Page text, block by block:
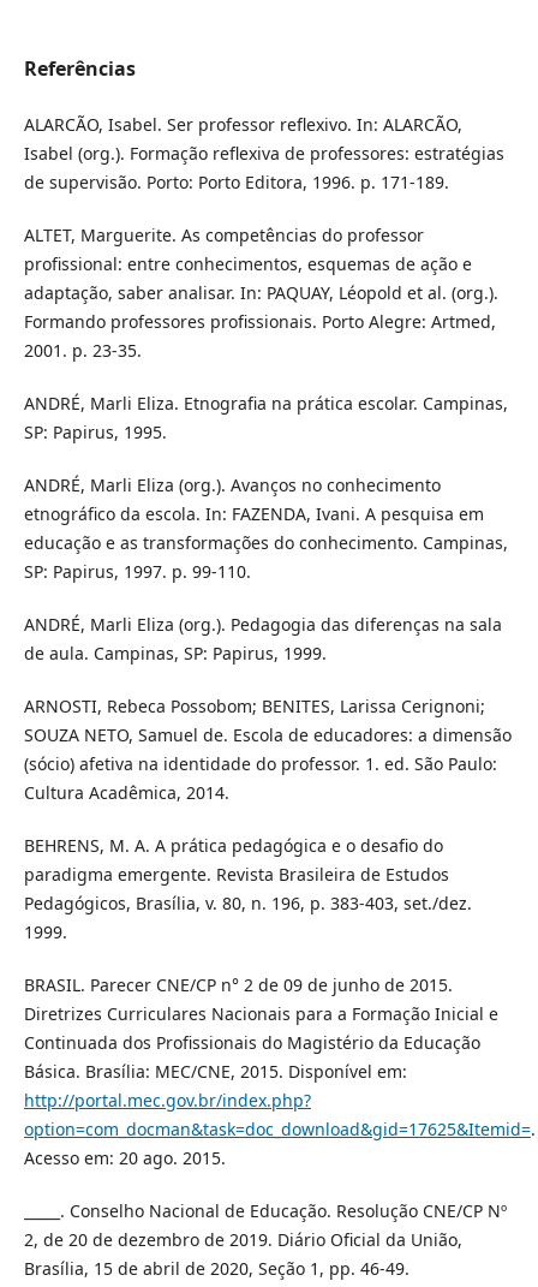
Referências
ALARCÃO, Isabel. Ser professor reflexivo. In: ALARCÃO,
Isabel (org.). Formação reflexiva de professores: estratégias
de supervisão. Porto: Porto Editora, 1996. p. 171-189.
ALTET, Marguerite. As competências do professor
profissional: entre conhecimentos, esquemas de ação e
adaptação, saber analisar. In: PAQUAY, Léopold et al. (org.).
Formando professores profissionais. Porto Alegre: Artmed,
2001. p. 23-35.
ANDRÉ, Marli Eliza. Etnografia na prática escolar. Campinas,
SP: Papirus, 1995.
ANDRÉ, Marli Eliza (org.). Avanços no conhecimento
etnográfico da escola. In: FAZENDA, Ivani. A pesquisa em
educação e as transformações do conhecimento. Campinas,
SP: Papirus, 1997. p. 99-110.
ANDRÉ, Marli Eliza (org.). Pedagogia das diferenças na sala
de aula. Campinas, SP: Papirus, 1999.
ARNOSTI, Rebeca Possobom; BENITES, Larissa Cerignoni;
SOUZA NETO, Samuel de. Escola de educadores: a dimensão
(sócio) afetiva na identidade do professor. 1. ed. São Paulo:
Cultura Acadêmica, 2014.
BEHRENS, M. A. A prática pedagógica e o desafio do
paradigma emergente. Revista Brasileira de Estudos
Pedagógicos, Brasília, v. 80, n. 196, p. 383-403, set./dez.
1999.
BRASIL. Parecer CNE/CP n° 2 de 09 de junho de 2015.
Diretrizes Curriculares Nacionais para a Formação Inicial e
Continuada dos Profissionais do Magistério da Educação
Básica. Brasília: MEC/CNE, 2015. Disponível em:
http://portal.mec.gov.br/index.php?
option=com_docman&task=doc_download&gid=17625&Itemid=.
Acesso em: 20 ago. 2015.
_____. Conselho Nacional de Educação. Resolução CNE/CP Nº
2, de 20 de dezembro de 2019. Diário Oficial da União,
Brasília, 15 de abril de 2020, Seção 1, pp. 46-49.